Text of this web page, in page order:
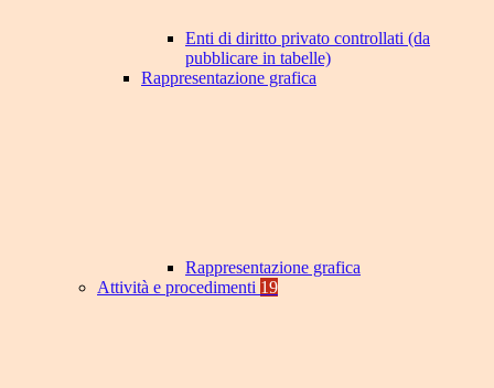
Enti di diritto privato controllati (da
pubblicare in tabelle)
Rappresentazione grafica
Rappresentazione grafica
Attività e procedimenti 19